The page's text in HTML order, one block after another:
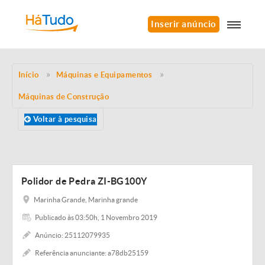
Inserir anúncio
Início Máquinas e Equipamentos
Máquinas de Construção
Voltar à pesquisa
Polidor de Pedra ZI-BG100Y
Marinha Grande, Marinha grande
Publicado às 03:50h, 1 Novembro 2019
Anúncio: 25112079935
Referência anunciante: a78db25159